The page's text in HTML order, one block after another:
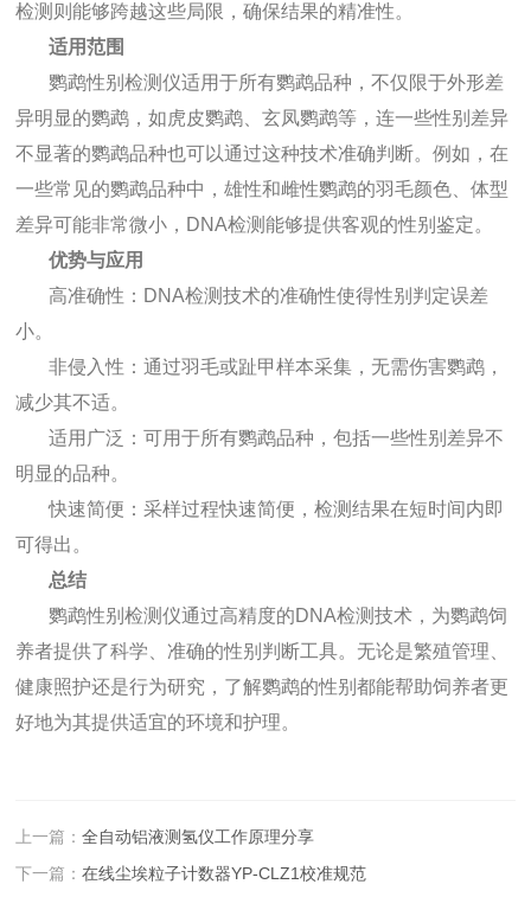
检测则能够跨越这些局限，确保结果的精准性。
适用范围
鹦鹉性别检测仪适用于所有鹦鹉品种，不仅限于外形差
异明显的鹦鹉，如虎皮鹦鹉、玄凤鹦鹉等，连一些性别差异
不显著的鹦鹉品种也可以通过这种技术准确判断。例如，在
一些常见的鹦鹉品种中，雄性和雌性鹦鹉的羽毛颜色、体型
差异可能非常微小，DNA检测能够提供客观的性别鉴定。
优势与应用
高准确性：DNA检测技术的准确性使得性别判定误差
小。
非侵入性：通过羽毛或趾甲样本采集，无需伤害鹦鹉，
减少其不适。
适用广泛：可用于所有鹦鹉品种，包括一些性别差异不
明显的品种。
快速简便：采样过程快速简便，检测结果在短时间内即
可得出。
总结
鹦鹉性别检测仪通过高精度的DNA检测技术，为鹦鹉饲
养者提供了科学、准确的性别判断工具。无论是繁殖管理、
健康照护还是行为研究，了解鹦鹉的性别都能帮助饲养者更
好地为其提供适宜的环境和护理。
上一篇：全自动铝液测氢仪工作原理分享
下一篇：在线尘埃粒子计数器YP-CLZ1校准规范